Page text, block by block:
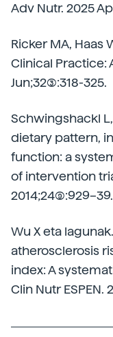
Adv Nutr. 2025
Ricker MA, Haas
Clinical Practice:
Jun;32(3):318-325.
Schwingshackl
dietary pattern,
function: a
of intervention
2014;24(9):929–39.
Wu X eta
atherosclerosis
index: A
Clin Nutr ESPEN.